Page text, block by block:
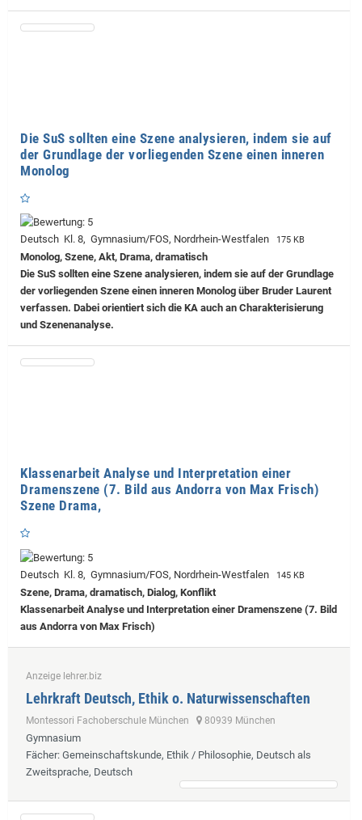
Die SuS sollten eine Szene analysieren, indem sie auf
der Grundlage der vorliegenden Szene einen inneren
Monolog
Deutsch Kl. 8, Gymnasium/FOS, Nordrhein-Westfalen 175 KB
Monolog, Szene, Akt, Drama, dramatisch
Die SuS sollten eine Szene analysieren, indem sie auf der Grundlage
der vorliegenden Szene einen inneren Monolog über Bruder Laurent
verfassen. Dabei orientiert sich die KA auch an Charakterisierung
und Szenenanalyse.
Klassenarbeit Analyse und Interpretation einer
Dramenszene (7. Bild aus Andorra von Max Frisch)
Szene Drama,
Deutsch Kl. 8, Gymnasium/FOS, Nordrhein-Westfalen 145 KB
Szene, Drama, dramatisch, Dialog, Konflikt
Klassenarbeit Analyse und Interpretation einer Dramenszene (7. Bild
aus Andorra von Max Frisch)
Anzeige lehrer.biz
Lehrkraft Deutsch, Ethik o. Naturwissenschaften
Montessori Fachoberschule München 80939 München
Gymnasium
Fächer: Gemeinschaftskunde, Ethik / Philosophie, Deutsch als
Zweitsprache, Deutsch